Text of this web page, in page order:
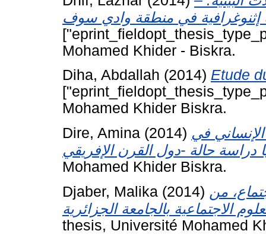
Mohamed Khider - Biskra.
Diha, Abdallah (2014) Etude
Mohamed Khider Biskra.
Dire, Amina (2014) الإنساني في
Mohamed Khider Biskra.
Djaber, Malika (2014) من
thesis, Université Mohamed